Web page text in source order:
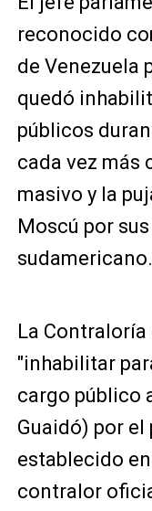
reconocido
de Venezuela
quedó
públicos
cada vez más
masivo y la
Moscú por
sudamericano.
La
"inhabilitar
cargo público
Guaidó) por
establecido
contralor